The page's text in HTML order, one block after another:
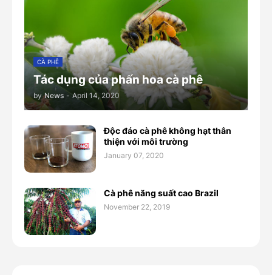
CÀ PHÊ
Tác dụng của phấn hoa cà phê
by News - April 14, 2020
Độc đáo cà phê không hạt thân
thiện với môi trường
January 07, 2020
Cà phê năng suất cao Brazil
November 22, 2019